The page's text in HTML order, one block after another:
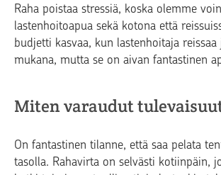
Raha poistaa stressiä, koska olemme
lastenhoitoapua sekä kotona että
budjetti kasvaa, kun lastenhoitaja
mukana, mutta se on aivan fantastinen
Miten varaudut
On fantastinen tilanne, että saa pelata
tasolla. Rahavirta on selvästi kotiinpäin,